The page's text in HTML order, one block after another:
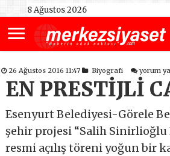
8 Ağustos 2026
26 Ağustos 2016 11:47 Biyografi yorum
EN PRESTİJLİ
Esenyurt Belediyesi-Görele
şehir projesi “Salih Sinirlioğlu
resmi açılış töreni yoğun bir